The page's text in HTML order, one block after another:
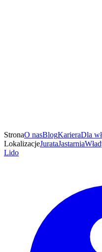
StronaO nasBlogKarieraDla
LokalizacjeJurataJastarnia
Lido